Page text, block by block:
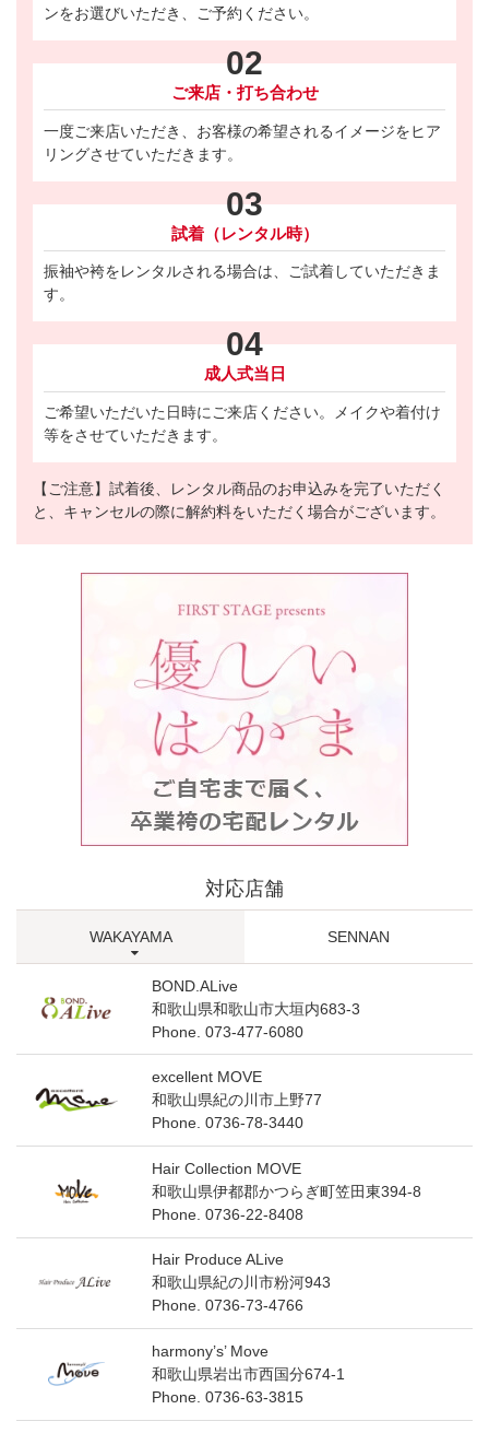
ンをお選びいただき、ご予約ください。
02
ご来店・打ち合わせ
一度ご来店いただき、お客様の希望されるイメージをヒア
リングさせていただきます。
03
試着（レンタル時）
振袖や袴をレンタルされる場合は、ご試着していただきま
す。
04
成人式当日
ご希望いただいた日時にご来店ください。メイクや着付け
等をさせていただきます。
【ご注意】試着後、レンタル商品のお申込みを完了いただく
と、キャンセルの際に解約料をいただく場合がございます。
対応店舗
WAKAYAMA SENNAN
BOND.ALive
和歌山県和歌山市大垣内683-3
Phone. 073-477-6080
excellent MOVE
和歌山県紀の川市上野77
Phone. 0736-78-3440
Hair Collection MOVE
和歌山県伊都郡かつらぎ町笠田東394-8
Phone. 0736-22-8408
Hair Produce ALive
和歌山県紀の川市粉河943
Phone. 0736-73-4766
harmony’s’ Move
和歌山県岩出市西国分674-1
Phone. 0736-63-3815